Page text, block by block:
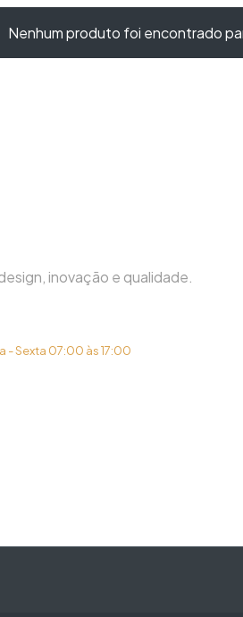
Nenhum produto foi encontrado
inovação e qualidade.
- Sexta 07:00 às 17:00